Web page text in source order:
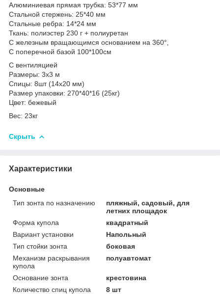
Алюминиевая прямая трубка: 53*77 мм
Стальной стержень: 25*40 мм
Стальные ребра: 14*24 мм
Ткань: полиэстер 230 г + полиуретан
С железным вращающимся основанием на 360°‚
С поперечной базой 100*100см
C вентиляцией
Размеры: 3х3 м
Спицы: 8шт (14x20 мм)
Размер упаковки: 270*40*16 (25кг)
Цвет: бежевый
Вес: 23кг
Скрыть
Характеристики
Основные
Тип зонта по назначению
пляжный, садовый, для
летних площадок
Форма купола
квадратный
Вариант установки
Напольный
Тип стойки зонта
боковая
Механизм раскрывания
купола
полуавтомат
Основание зонта
крестовина
Количество спиц купола
8 шт